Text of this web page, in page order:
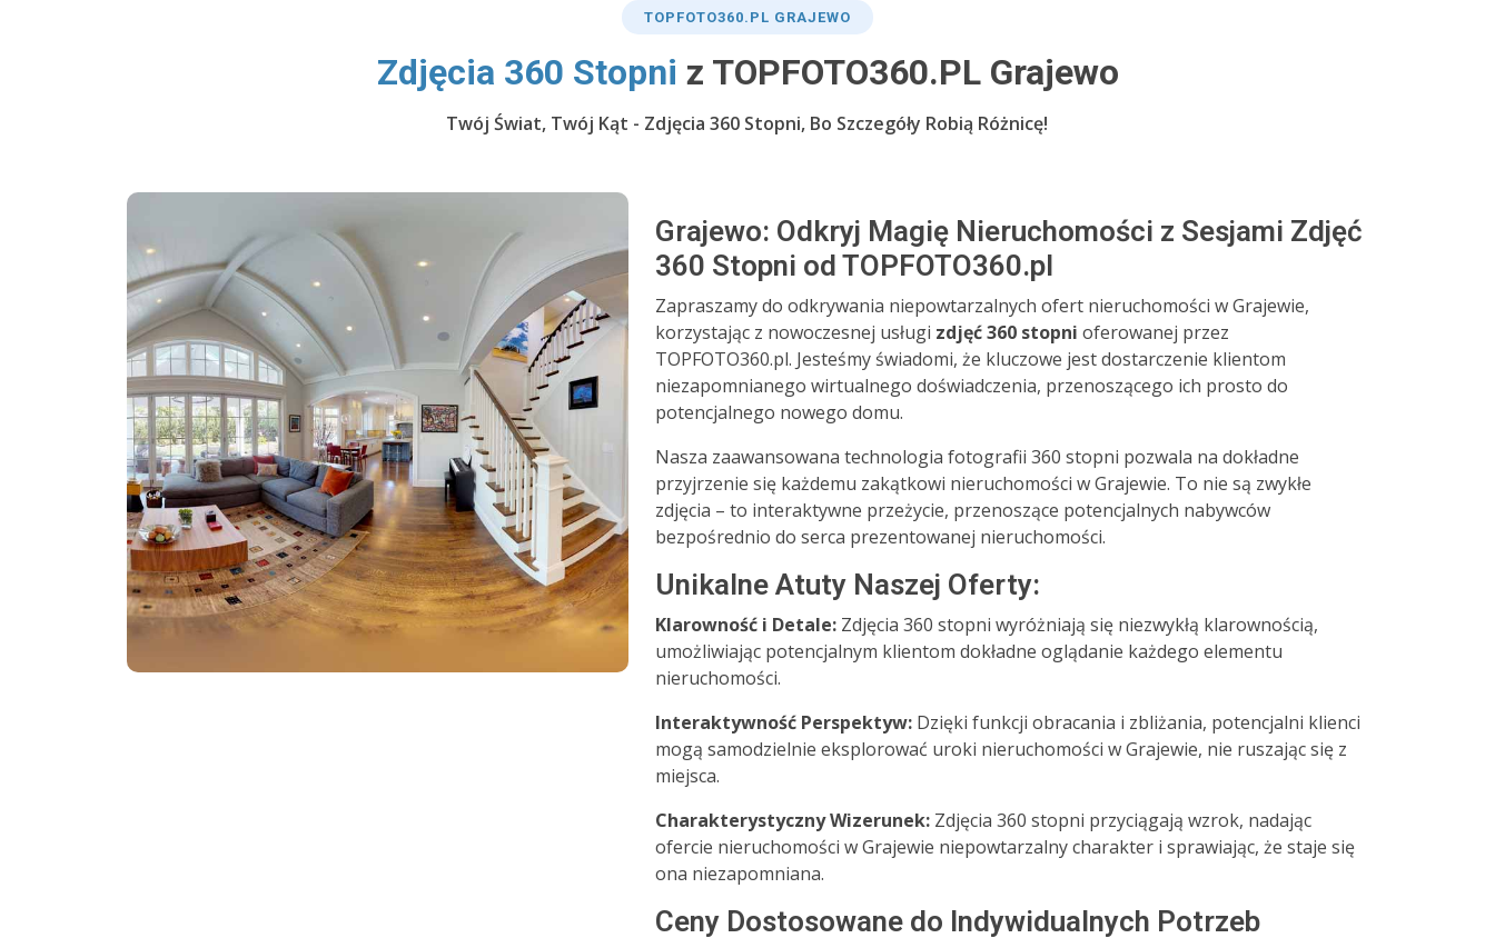
TOP FOTO360.PL GRAJEWO
​Zdjęcia 360 Stopni z TOPFOTO360.PL Grajewo
Twój Świat, Twój Kąt - Zdjęcia 360 Stopni, Bo Szczegóły Robią Różnicę!
Grajewo: Odkryj Magię Nieruchomości z Sesjami Zdjęć
360 Stopni od TOPFOTO360.pl
Zapraszamy do odkrywania niepowtarzalnych ofert nieruchomości w Grajewie,
korzystając z nowoczesnej usługi zdjęć 360 stopni oferowanej przez
TOPFOTO360.pl. Jesteśmy świadomi, że kluczowe jest dostarczenie klientom
niezapomnianego wirtualnego doświadczenia, przenoszącego ich prosto do
potencjalnego nowego domu.
Nasza zaawansowana technologia fotografii 360 stopni pozwala na dokładne
przyjrzenie się każdemu zakątkowi nieruchomości w Grajewie. To nie są zwykłe
zdjęcia – to interaktywne przeżycie, przenoszące potencjalnych nabywców
bezpośrednio do serca prezentowanej nieruchomości.
Unikalne Atuty Naszej Oferty:
Klarowność i Detale: Zdjęcia 360 stopni wyróżniają się niezwykłą klarownością,
umożliwiając potencjalnym klientom dokładne oglądanie każdego elementu
nieruchomości.
Interaktywność Perspektyw: Dzięki funkcji obracania i zbliżania, potencjalni klienci
mogą samodzielnie eksplorować uroki nieruchomości w Grajewie, nie ruszając się z
miejsca.
Charakterystyczny Wizerunek: Zdjęcia 360 stopni przyciągają wzrok, nadając
ofercie nieruchomości w Grajewie niepowtarzalny charakter i sprawiając, że staje się
ona niezapomniana.
Ceny Dostosowane do Indywidualnych Potrzeb